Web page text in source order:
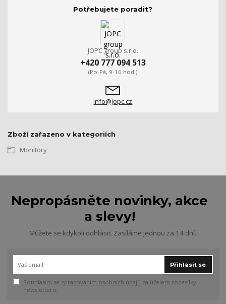
Potřebujete poradit?
JOPC group s.r.o.
+420 777 094 513
(Po-Pá, 9-16 hod.)
info@jopc.cz
Zboží zařazeno v kategoriích
Monitory
Nepropásněte novinky, akce
a slevy!
Můžete se kdykoli odhlásit. Zasíláme jednou za 14 dní.
Přihlásit se
Souhlasím se zpracováním osobních údajů za účelem rozesílky
newsletteru.